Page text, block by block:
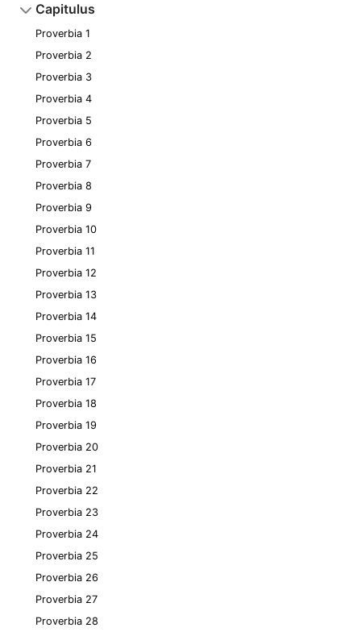
Capitulus
Proverbia 1
Proverbia 2
Proverbia 3
Proverbia 4
Proverbia 5
Proverbia 6
Proverbia 7
Proverbia 8
Proverbia 9
Proverbia 10
Proverbia 11
Proverbia 12
Proverbia 13
Proverbia 14
Proverbia 15
Proverbia 16
Proverbia 17
Proverbia 18
Proverbia 19
Proverbia 20
Proverbia 21
Proverbia 22
Proverbia 23
Proverbia 24
Proverbia 25
Proverbia 26
Proverbia 27
Proverbia 28